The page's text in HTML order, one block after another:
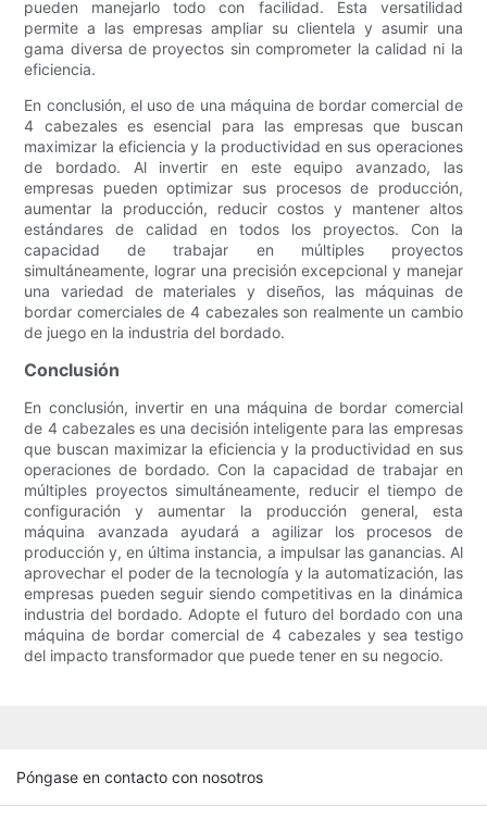
pueden manejarlo todo con facilidad. Esta versatilidad
permite a las empresas ampliar su clientela y asumir una
gama diversa de proyectos sin comprometer la calidad ni la
eficiencia.
En conclusión, el uso de una máquina de bordar comercial de
4 cabezales es esencial para las empresas que buscan
maximizar la eficiencia y la productividad en sus operaciones
de bordado. Al invertir en este equipo avanzado, las
empresas pueden optimizar sus procesos de producción,
aumentar la producción, reducir costos y mantener altos
estándares de calidad en todos los proyectos. Con la
capacidad de trabajar en múltiples proyectos
simultáneamente, lograr una precisión excepcional y manejar
una variedad de materiales y diseños, las máquinas de
bordar comerciales de 4 cabezales son realmente un cambio
de juego en la industria del bordado.
Conclusión
En conclusión, invertir en una máquina de bordar comercial
de 4 cabezales es una decisión inteligente para las empresas
que buscan maximizar la eficiencia y la productividad en sus
operaciones de bordado. Con la capacidad de trabajar en
múltiples proyectos simultáneamente, reducir el tiempo de
configuración y aumentar la producción general, esta
máquina avanzada ayudará a agilizar los procesos de
producción y, en última instancia, a impulsar las ganancias. Al
aprovechar el poder de la tecnología y la automatización, las
empresas pueden seguir siendo competitivas en la dinámica
industria del bordado. Adopte el futuro del bordado con una
máquina de bordar comercial de 4 cabezales y sea testigo
del impacto transformador que puede tener en su negocio.
Póngase en contacto con nosotros